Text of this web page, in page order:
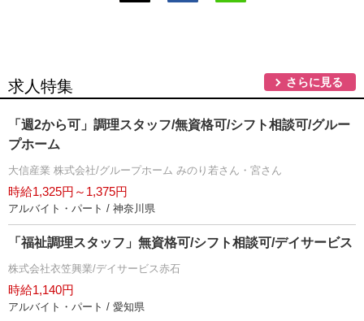
求人特集 さらに見る
「週2から可」調理スタッフ/無資格可/シフト相談可/グルー
プホーム
大信産業 株式会社/グループホーム みのり若さん・宮さん
時給1,325円～1,375円
アルバイト・パート / 神奈川県
「福祉調理スタッフ」無資格可/シフト相談可/デイサービス
株式会社衣笠興業/デイサービス赤石
時給1,140円
アルバイト・パート / 愛知県